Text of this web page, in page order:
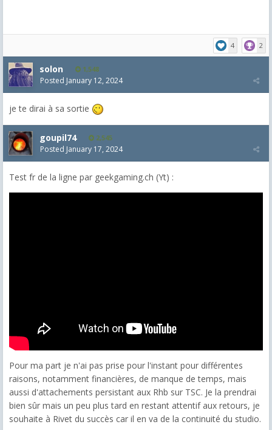
4 2
solon 1,548
Posted January 12, 2024
je te dirai à sa sortie
goupil74 2,545
Posted January 17, 2024
Test fr de la ligne par geekgaming.ch (Yt) :
Pour ma part je n'ai pas prise pour l'instant pour différentes
raisons, notamment financières, de manque de temps, mais
aussi d'attachements persistant aux Rhb sur TSC. Je la prendrai
bien sûr mais un peu plus tard en restant attentif aux retours, je
souhaite à Rivet du succès car il en va de la continuité du studio.